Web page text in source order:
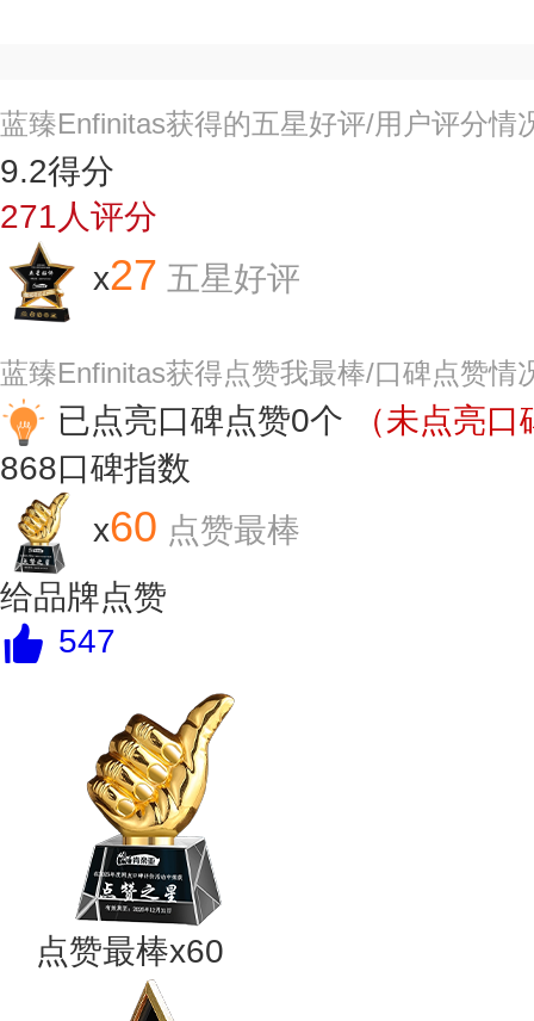
蓝臻Enfinitas获得的五星好评/用户评分情
9.2得分
271人评分
x27 五星好评
蓝臻Enfinitas获得点赞我最棒/口碑点赞情
已点亮口碑点赞0个
（未点亮
868口碑指数
x60 点赞最棒
给品牌点赞
547
点赞最棒x60